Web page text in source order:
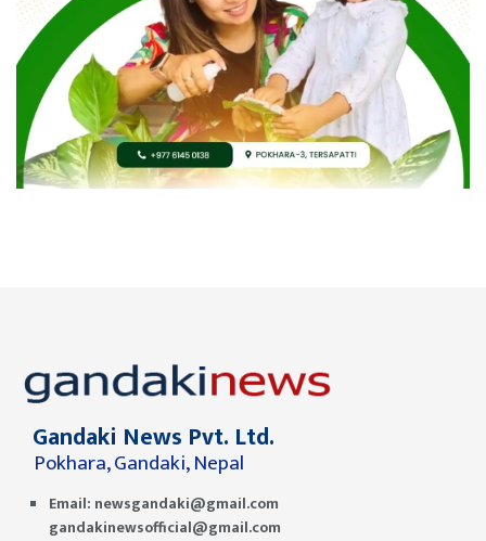
Gandaki News Pvt. Ltd.
Pokhara, Gandaki, Nepal
Email: newsgandaki@gmail.com
gandakinewsofficial@gmail.com